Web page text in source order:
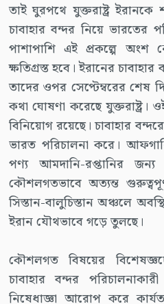
তাই ঘুরপথে যুক্তরাষ্ট্র ইরানকে
চাবাহার বন্দর নিয়ে ভারতের
পাশাপাশি এই প্রকল্পে অংশ
ক্ষতিগ্রস্ত হবে। ইরানের
তাদের ওপর সেপ্টেম্বরের শেষ
কথা ঘোষণা করেছে
বিনিয়োগ রয়েছে। চাবাহার
ভারত পরিচালনা করে।
পণ্য আমদানি-রপ্তানির
কৌশলগতভাবে অত্যন্ত
সিস্তান-বালুচিস্তান অঞ্চলে
ইরান যৌথভাবে গড়ে তুলছে।
কৌশলগত বিষয়ের
চাবাহার বন্দর
নিষেধাজ্ঞা আরোপ করে